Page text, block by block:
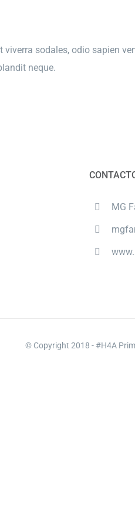
viverra sodales, odio sapien
neque.
MG
© Copyright 2018 - #H4A